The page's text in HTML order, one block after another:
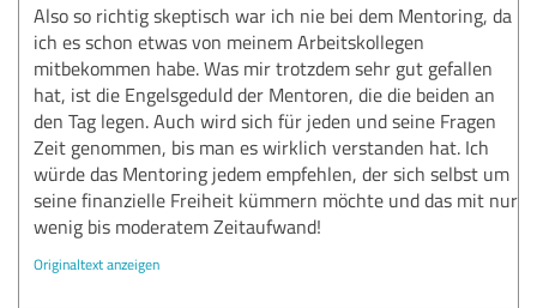
Also so richtig skeptisch war ich nie bei dem Mentoring, da
ich es schon etwas von meinem Arbeitskollegen
mitbekommen habe. Was mir trotzdem sehr gut gefallen
hat, ist die Engelsgeduld der Mentoren, die die beiden an
den Tag legen. Auch wird sich für jeden und seine Fragen
Zeit genommen, bis man es wirklich verstanden hat. Ich
würde das Mentoring jedem empfehlen, der sich selbst um
seine finanzielle Freiheit kümmern möchte und das mit nur
wenig bis moderatem Zeitaufwand!
Originaltext anzeigen